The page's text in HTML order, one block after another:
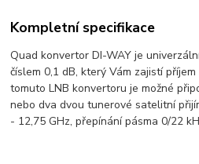
Kompletní specifikace
Quad konvertor DI-WAY je
číslem 0,1 dB, který Vám zajistí
tomuto LNB konvertoru je možné
nebo dva dvou tunerové satelitní
- 12,75 GHz, přepínání pásma 0/22